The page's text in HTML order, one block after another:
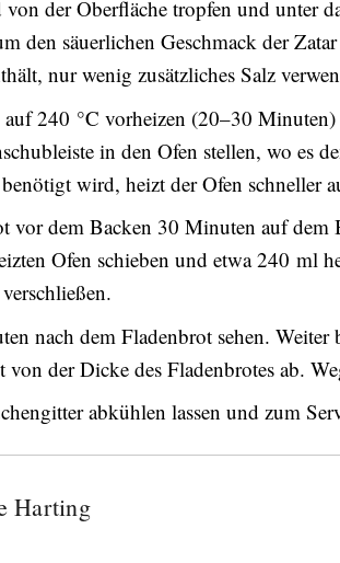
der Oberfläche tropfen und unter
den säuerlichen Geschmack der
nur wenig zusätzliches Salz
240 °C vorheizen (20–30
in den Ofen stellen, wo es
wird, heizt der Ofen schneller
vor dem Backen 30 Minuten auf dem
Ofen schieben und etwa 240 ml
nach dem Fladenbrot sehen.
von der Dicke des Fladenbrotes ab.
abkühlen lassen und zum
Harting
Sie unseren Newsletter
Sie jede Woche neue schöne
Geheimtipps und
einzigartige Reisen.
den Newsletter mit Informationen zu
DieDatenschutzerklärung